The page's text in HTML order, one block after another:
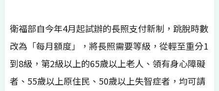
衛福部自今年4月起試辦的長照支付新制，跳脫時數
改為「每月額度」，將長照需要等級，從輕至重分1
到8級，第2級以上的65歲以上老人、領有身心障礙
者、55歲以上原住民、50歲以上失智症者，均可請